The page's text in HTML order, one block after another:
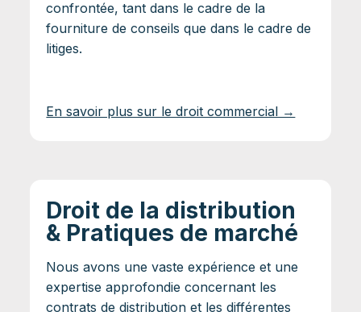
confrontée, tant dans le cadre de la
fourniture de conseils que dans le cadre de
litiges.
En savoir plus sur le droit commercial →
Droit de la distribution
& Pratiques de marché
Nous avons une vaste expérience et une
expertise approfondie concernant les
contrats de distribution et les différentes